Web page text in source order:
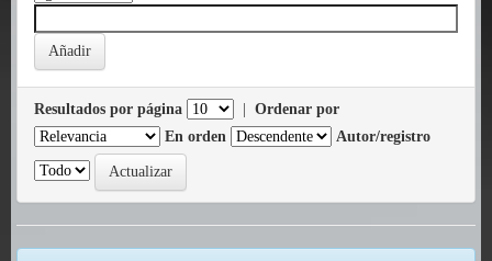
Resultados por página
Ordenar por
En orden
Autor/registro